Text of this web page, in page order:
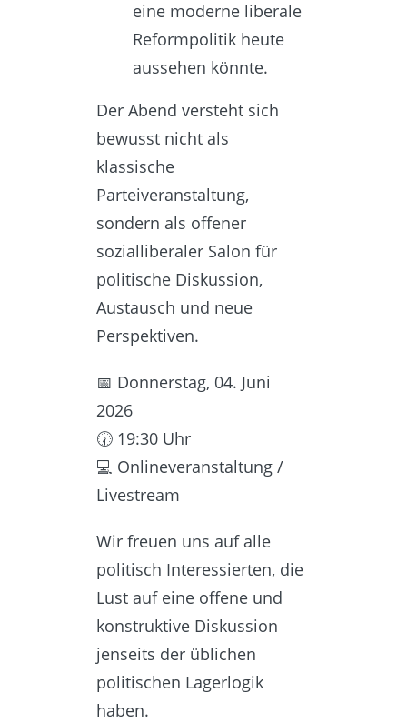
eine moderne liberale
Reformpolitik heute
aussehen könnte.
Der Abend versteht sich
bewusst nicht als
klassische
Parteiveranstaltung,
sondern als offener
sozialliberaler Salon für
politische Diskussion,
Austausch und neue
Perspektiven.
📅 Donnerstag, 04. Juni
2026
🕢 19:30 Uhr
💻 Onlineveranstaltung /
Livestream
Wir freuen uns auf alle
politisch Interessierten, die
Lust auf eine offene und
konstruktive Diskussion
jenseits der üblichen
politischen Lagerlogik
haben.